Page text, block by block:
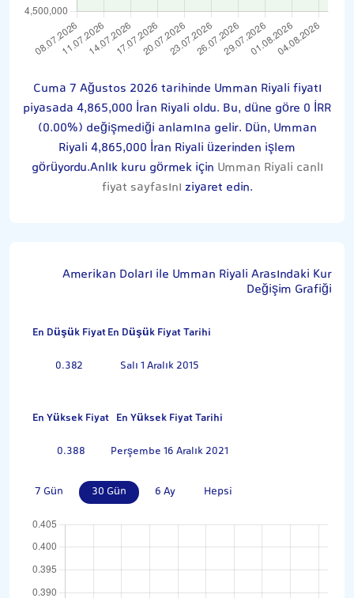
Cuma 7 Ağustos 2026 tarihinde Umman Riyali fiyatı
piyasada 4,865,000 İran Riyali oldu. Bu, düne göre 0 İRR
(0.00%) değişmediği anlamına gelir. Dün, Umman
Riyali 4,865,000 İran Riyali üzerinden işlem
görüyordu.Anlık kuru görmek için Umman Riyali canlı
fiyat sayfasını ziyaret edin.
Amerikan Doları ile Umman Riyali Arasındaki Kur
Değişim Grafiği
En Düşük FiyatEn Düşük Fiyat Tarihi
0.382
Salı 1 Aralık 2015
En Yüksek Fiyat En Yüksek Fiyat Tarihi
0.388
Perşembe 16 Aralık 2021
7 Gün 30 Gün 6 Ay Hepsi